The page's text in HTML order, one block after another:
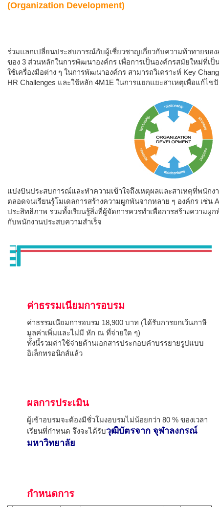
(Organization Development)
ร่วมแลกเปลี่ยนประสบการณ์กับผู้เชี่ยวชาญเกี่ยวกับความท้าทายขอ
ของ 3 ส่วนหลักในการพัฒนาองค์กร เพื่อการเป็นองค์กรสมัยใหม่ที่เป็
ใช้เครื่องมือต่าง ๆ ในการพัฒนาองค์กร สามารถวิเคราะห์ Key
HR Challenges และใช้หลัก 4M1E ในการแยกแยะสาเหตุเพื่อแก้
แบ่งปันประสบการณ์และทำความเข้าใจถึงเหตุผลและสาเหตุที่พนัก
ตลอดจนเรียนรู้โมเดลการสร้างความผูกพันจากหลาย ๆ องค์กร เช่น
ประสิทธิภาพ รวมทั้งเรียนรู้สิ่งที่ผู้จัดการควรทำเพื่อการสร้างความผู
กับพนักงานประสบความสำเร็จ
ค่าธรรมเนียมการอบรม
ค่าธรรมเนียมการอบรม 18,900 บาท (ได้รับการยกเว้นภาษี
มูลค่าเพิ่มและไม่มี หัก ณ ที่จ่ายใด ๆ)
ทั้งนี้รวมค่าใช้จ่ายด้านเอกสารประกอบคำบรรยายรูปแบบ
อิเล็กทรอนิกส์แล้ว
ผลการประเมิน
ผู้เข้าอบรมจะต้องมีชั่วโมงอบรมไม่น้อยกว่า 80 % ของเวลา
เรียนที่กำหนด จึงจะได้รับวุฒิบัตรจาก จุฬาลงกรณ์
มหาวิทยาลัย
กำหนดการ